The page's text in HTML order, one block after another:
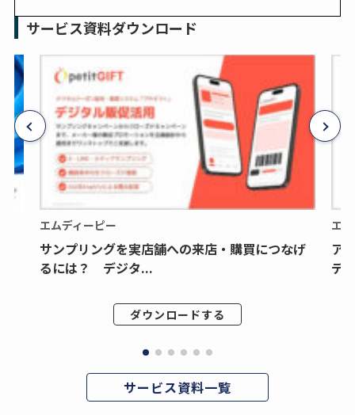
サービス資料ダウンロード
エムディーピー
サンプリングを実店舗への来店・購買につなげ
るには？ デジタ...
ダウンロードする
エ
ア
デ
サービス資料一覧